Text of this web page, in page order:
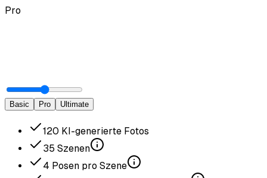
Pro
Basic Pro Ultimate
120 KI-generierte Fotos
35 Szenen
4 Posen pro Szene